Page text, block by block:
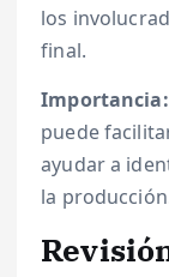
los
final.
Importancia:
puede
ayudar a
la